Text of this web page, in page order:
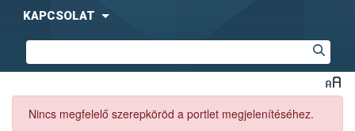
KAPCSOLAT
Nincs megfelelő szerepköröd a portlet megjelenítéséhez.